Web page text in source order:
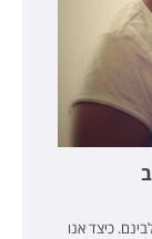
כיצד אנו